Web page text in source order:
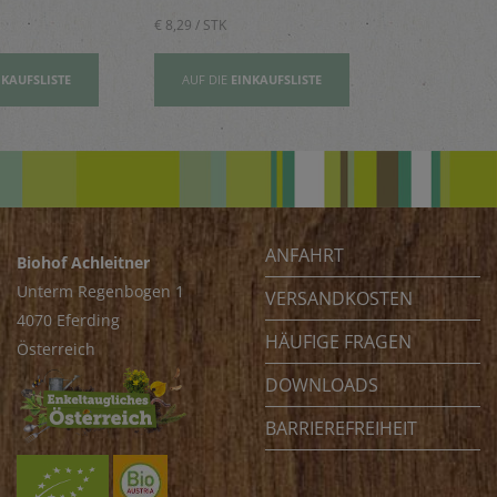
€ 8,29 / STK
AUF DIE EINKAUFSLISTE
Biohof Achleitner
Unterm Regenbogen 1
4070 Eferding
Österreich
ANFAHRT
VERSANDKOSTEN
HÄUFIGE FRAGEN
DOWNLOADS
BARRIEREFREIHEIT